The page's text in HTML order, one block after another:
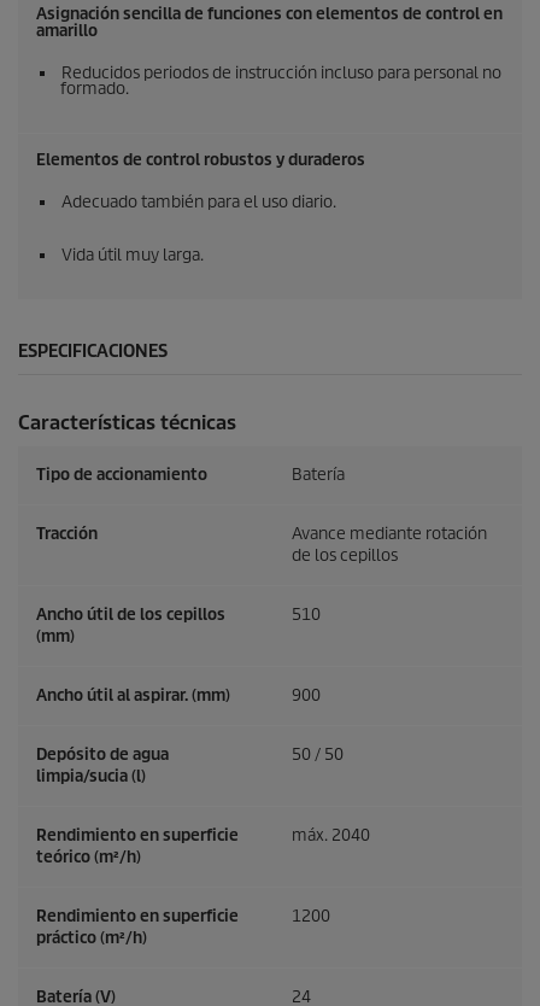
Asignación sencilla de funciones con elementos de control en
amarillo
Reducidos periodos de instrucción incluso para personal no
formado.
Elementos de control robustos y duraderos
Adecuado también para el uso diario.
Vida útil muy larga.
ESPECIFICACIONES
Características técnicas
Tipo de accionamiento Batería
Tracción
Avance mediante rotación
de los cepillos
Ancho útil de los cepillos
(mm)
510
Ancho útil al aspirar. (mm) 900
Depósito de agua
limpia/sucia (l)
50 / 50
Rendimiento en superficie
teórico (m²/h)
máx. 2040
Rendimiento en superficie
práctico (m²/h)
1200
Batería (V) 24